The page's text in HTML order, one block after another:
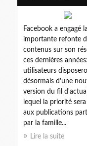
Facebook a engagé
importante refonte
contenus sur son
ces dernières
utilisateurs
désormais d'une
version du fil
lequel la priorité
aux publications
par la famille...
Lire la suite